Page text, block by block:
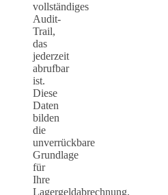
vollständiges
Audit-
Trail,
das
jederzeit
abrufbar
ist.
Diese
Daten
bilden
die
unverrückbare
Grundlage
für
Ihre
Lagergeldabrechnung.